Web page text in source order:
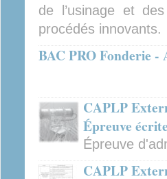
de l’usinage et
procédés innovants.
BAC PRO Fonderie -
CAPLP
Épreuve
Épreuve
CAPLP